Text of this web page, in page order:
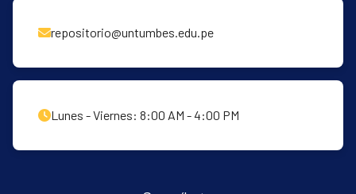
repositorio@untumbes.edu.pe
Lunes - Viernes: 8:00 AM - 4:00 PM